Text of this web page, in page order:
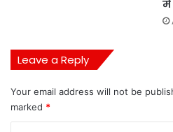
में
Leave a Reply
Your email address will not be
marked *